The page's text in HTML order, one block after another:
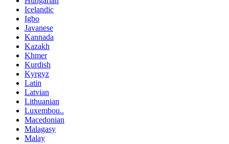
Icelandic
Igbo
Javanese
Kannada
Kazakh
Khmer
Kurdish
Kyrgyz
Latin
Latvian
Lithuanian
Luxembou..
Macedonian
Malagasy
Malay